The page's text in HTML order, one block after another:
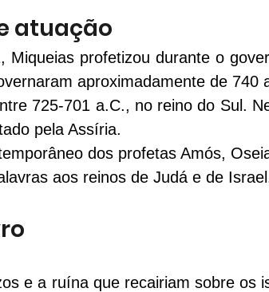
atuação
, Miqueias profetizou durante o
aproximadamente de 740
725-701 a.C., no reino do Sul.
pela Assíria.
dos profetas Amós,
aos reinos de Judá e de
e a ruína que recairiam sobre os